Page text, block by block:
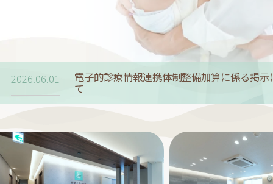
2026.06.01 電子的診療情報連携体制整備加算に係る掲示
て